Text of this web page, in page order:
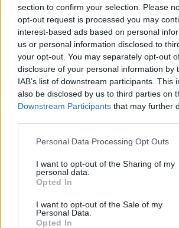
section to confirm your selection. Please
opt-out request is processed you may
interest-based ads based on personal
us or personal information disclosed to
your opt-out. You may separately opt-out
disclosure of your personal information by
IAB’s list of downstream participants. This
also be disclosed by us to third parties on
Downstream Participants that may further
Please note that this website/app uses one
not limited to your visit or usage behaviour.
grant or deny consent to Google and its
use your data for below specified purposes
consent section.
Personal Data Processing Opt Outs
I want to opt-out of the Sharing of my
personal data.
Opted In
I want to opt-out of the Sale of my
Personal Data.
Opted In
Νεκρός στο κελί του βρέθηκε
για γκέι στη Ρωσία - Αυτοκτόνησε,
Ο Αντρέι Κοτόφο βρέθηκε νεκρός
ξημερώματα - Στη Ρωσία κάθε
29.12.2024, 15:25